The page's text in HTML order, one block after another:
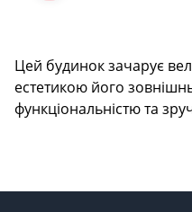
Цей будинок зачарує
естетикою його
функціональністю та